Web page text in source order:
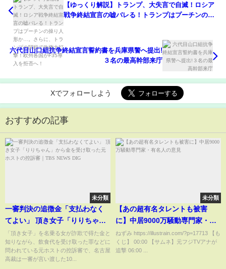
【ゆっくり解説】トランプ、大失言で自滅！ロシア
戦争終結宣言の嘘バレる！トランプはプーチンの操
六代目山口組抗争終結宣言誓約書を兵庫県警へ提出!
３名の最高幹部来庁
Xでフォローしよう
おすすめの記事
未分類
一審判決の追徴金「支払わなく
てよい」 頂き女子「りりちゃ
ん」から金を受け取った元ホス
トの控訴審｜TBS NEWS DIG
「頂き女子」を名乗る女が詐欺で得た金と
知りながら、飲食代を受け取った罪などに
問われている元ホストの控訴審で、名古屋
高裁は一審が言い渡した10...
未分類
【あの超有名タレントも被害
に】中居9000万騒動専門家・有
名人の意見
ねずみ https://illustrain.com/?p=17713 【も
くじ】 00:00 【サムネ】元フジTVアナが
追撃 06:00 ...